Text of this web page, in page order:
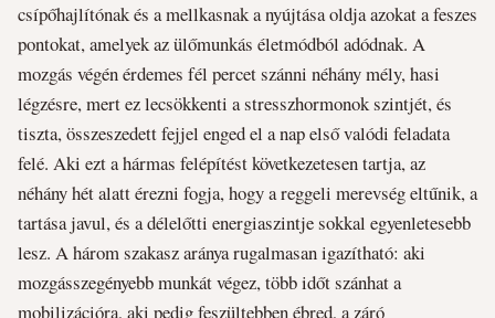
csípőhajlítónak és a mellkasnak a nyújtása oldja azokat a feszes
pontokat, amelyek az ülőmunkás életmódból adódnak. A
mozgás végén érdemes fél percet szánni néhány mély, hasi
légzésre, mert ez lecsökkenti a stresszhormonok szintjét, és
tiszta, összeszedett fejjel enged el a nap első valódi feladata
felé. Aki ezt a hármas felépítést következetesen tartja, az
néhány hét alatt érezni fogja, hogy a reggeli merevség eltűnik, a
tartása javul, és a délelőtti energiaszintje sokkal egyenletesebb
lesz. A három szakasz aránya rugalmasan igazítható: aki
mozgásszegényebb munkát végez, több időt szánhat a
mobilizációra, aki pedig feszültebben ébred, a záró